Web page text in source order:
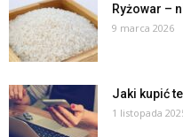
Ryżowar –
9 marca 2026
Jaki kupić
1 listopada